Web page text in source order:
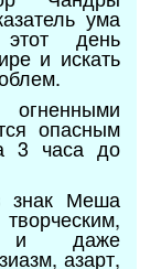
ума
день
и искать
опасным
3 часа до
знак Меша
и даже
азарт,